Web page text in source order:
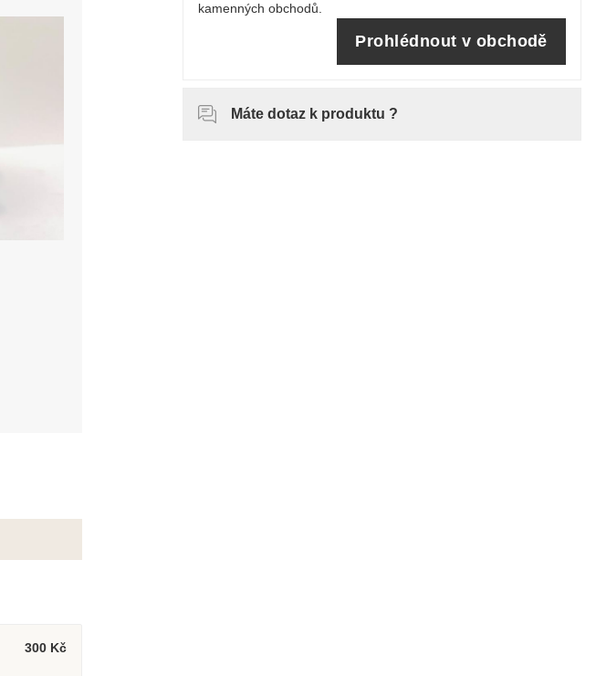
kamenných obchodů.
Prohlédnout v obchodě
Máte dotaz k produktu ?
300 Kč